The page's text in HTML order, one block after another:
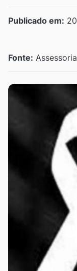
Publicado em:
Fonte: